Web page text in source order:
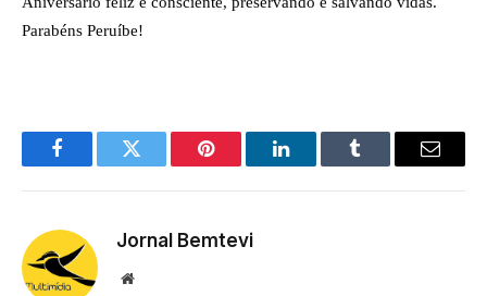
Parabéns Peruíbe!
FacebookTwitter Pinterest LinkedInTumblr Email
Jornal Bemtevi
Website